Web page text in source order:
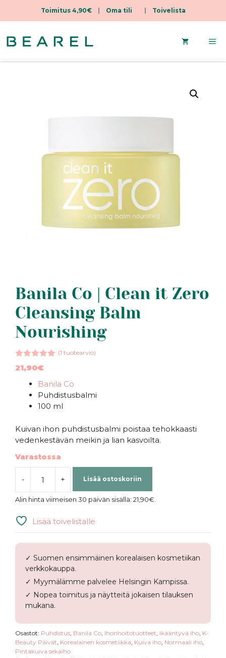
Toimitus 4,90€| Oma tili Toivelista
sisältöön
Banila Co | Clean it Zero
Cleansing Balm
Nourishing
5.005:stä
(1 tuotearvio)
21,90€
Banila Co
Puhdistusbalmi
100 ml
Kuivan ihon puhdistusbalmi poistaa tehokkaasti
vedenkestävän meikin ja lian kasvoilta.
Varastossa
-
Banila
Co
Clean
Balm
Nourishing
määrä
+ Lisää ostoskoriin
Alin hinta viimeisen 30 päivän sisällä: 21,90€.
Lisää toivelistalle
✓ Suomen ensimmäinen korealaisen kosmetiikan
verkkokauppa.
✓ Myymälämme palvelee Helsingin Kampissa.
✓ Nopea toimitus ja näytteitä jokaisen tilauksen
mukana.
Osastot: Puhdistus Banila Co Ihonhoitotuotteet Ikääntyvä iho K-
Beauty Päivät Korealainen kosmetiikka Kuiva iho Normaali iho
Pintakuiva sekaiho